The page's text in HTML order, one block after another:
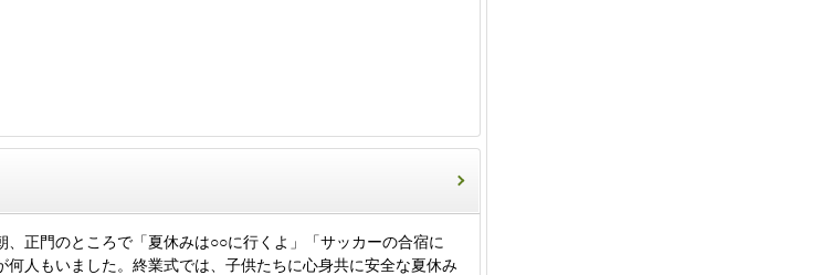
正門のところで「夏休みは○○に行くよ」「サッカーの合宿に
人もいました。終業式では、子供たちに心身共に安全な夏休み